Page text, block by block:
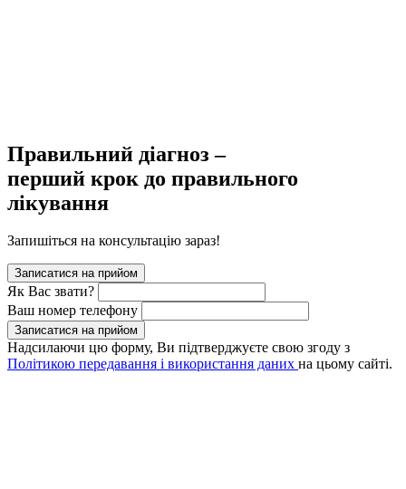
Правильний діагноз –
перший крок до правильного
лікування
Запишіться на консультацію зараз!
Записатися на прийом
Як Вас звати?
Ваш номер телефону
Записатися на прийом
Надсилаючи цю форму, Ви підтверджуєте свою згоду з
Політикою передавання і використання даних на цьому сайті.